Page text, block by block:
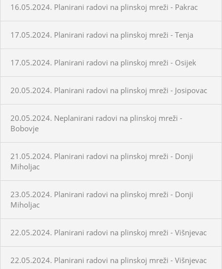
16.05.2024. Planirani radovi na plinskoj mreži - Pakrac
17.05.2024. Planirani radovi na plinskoj mreži - Tenja
17.05.2024. Planirani radovi na plinskoj mreži - Osijek
20.05.2024. Planirani radovi na plinskoj mreži - Josipovac
20.05.2024. Neplanirani radovi na plinskoj mreži -
Bobovje
21.05.2024. Planirani radovi na plinskoj mreži - Donji
Miholjac
23.05.2024. Planirani radovi na plinskoj mreži - Donji
Miholjac
22.05.2024. Planirani radovi na plinskoj mreži - Višnjevac
22.05.2024. Planirani radovi na plinskoj mreži - Višnjevac